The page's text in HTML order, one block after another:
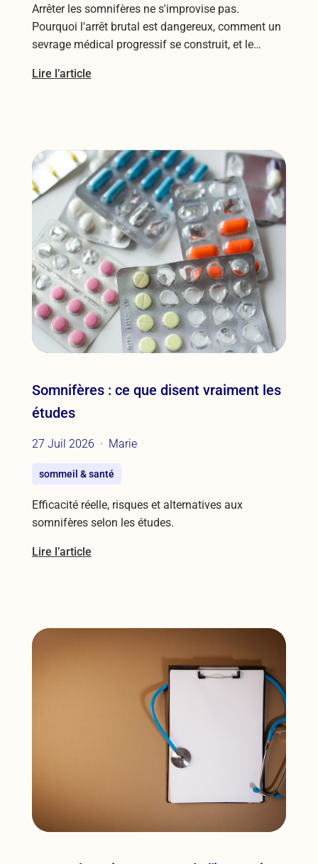
Arrêter les somnifères ne s'improvise pas.
Pourquoi l'arrêt brutal est dangereux, comment un
sevrage médical progressif se construit, et le…
Lire l’article
Somnifères : ce que disent vraiment les
études
27 Juil 2026 Marie
sommeil & santé
Efficacité réelle, risques et alternatives aux
somnifères selon les études.
Lire l’article